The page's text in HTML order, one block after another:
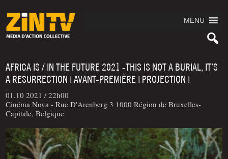
MENU
AFRICA IS / IN THE FUTURE 2021 ‑THIS IS NOT A BURIAL, IT’S
A RESURRECTION | AVANT-PREMIÈRE | PROJECTION |
01.10 2021 /22h00
Cinéma Nova - Rue D'Arenberg 3 1000 Région de Bruxelles-
Capitale, Belgique